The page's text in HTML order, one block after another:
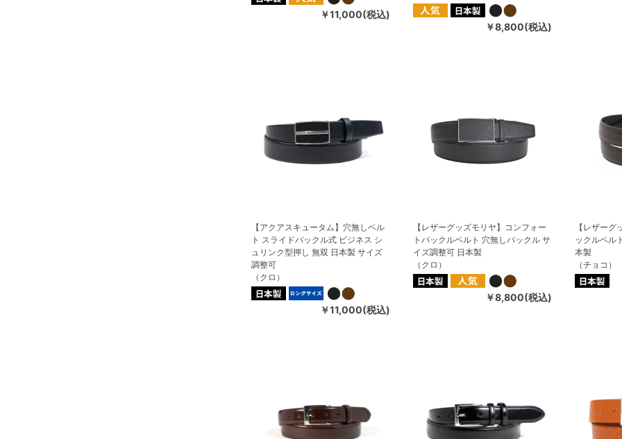
￥11,000(税込)
￥8,800(税込)
【アクアスキュータム】穴無しベル
ト スライドバックル式 ビジネス シ
ュリンク型押し 無双 日本製 サイズ
調整可
（クロ）
￥11,000(税込)
【レザーグッズモリヤ】コンフォー
トバックルベルト 穴無しバックル サ
イズ調整可 日本製
（クロ）
￥8,800(税込)
【レザー
ックルベル
本製
（チョコ）